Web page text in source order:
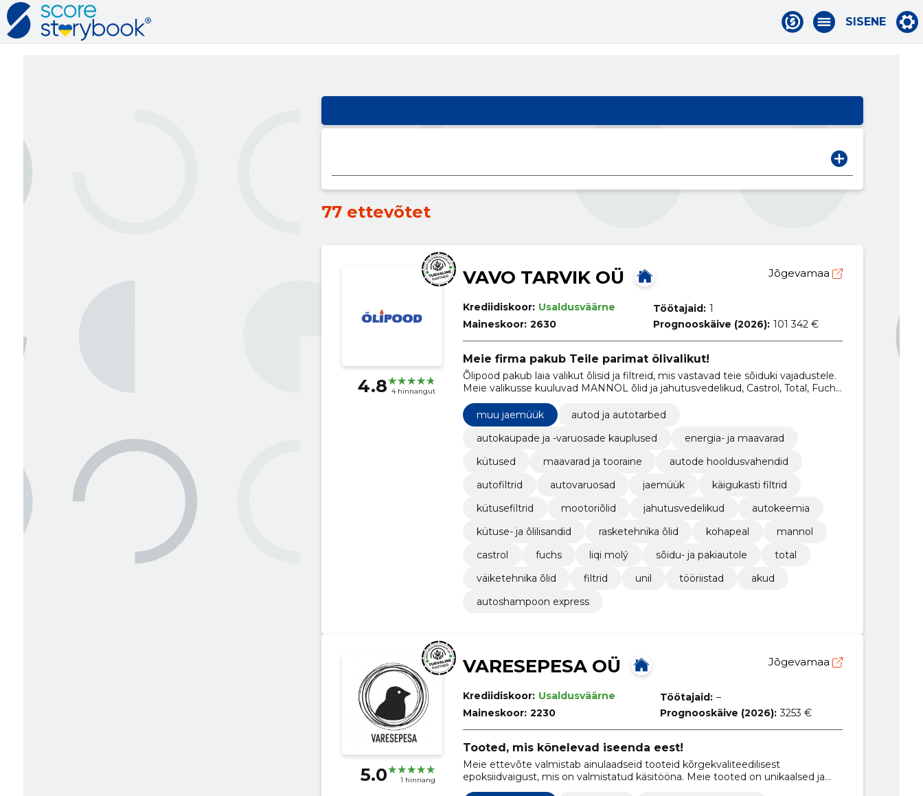
SISENE
77 ettevõtet
4.8 4 hinnangut
VAVO TARVIK OÜ Jõgevamaa
Krediidiskoor: Usaldusväärne
Maineskoor: 2630
Töötajaid: 1
Prognooskäive (2026): 101 342 €
Meie firma pakub Teile parimat õlivalikut!
Õlipood pakub laia valikut õlisid ja filtreid, mis vastavad teie sõiduki vajadustele.
Meie valikusse kuuluvad MANNOL õlid ja jahutusvedelikud, Castrol, Total, Fuchs
ja LIQUI MOLY õlid, YACCO, MOTUL ja MANNOL õlid sõiduautodele ning
masinapargile akud, määrded, autokeemia ja kütuselisandid.
muu jaemüük
autod ja autotarbed
autokaupade ja -varuosade kauplused
energia- ja maavarad
kütused
maavarad ja tooraine
autode hooldusvahendid
autofiltrid
autovaruosad jaemüük
käigukasti filtrid
kütusefiltrid
mootoriõlid jahutusvedelikud
autokeemia
kütuse- ja õlilisandid
rasketehnika õlid kohapeal
mannol
castrol
fuchs liqi molý sõidu- ja pakiautole
total
väiketehnika õlid
filtrid unil tööriistad
akud
autoshampoon express
5.0 1 hinnang
VARESEPESA OÜ Jõgevamaa
Krediidiskoor: Usaldusväärne
Maineskoor: 2230
Töötajaid: –
Prognooskäive (2026): 3253 €
Tooted, mis kõnelevad iseenda eest!
Meie ettevõte valmistab ainulaadseid tooteid kõrgekvaliteedilisest
epoksiidvaigust, mis on valmistatud käsitööna. Meie tooted on unikaalsed ja